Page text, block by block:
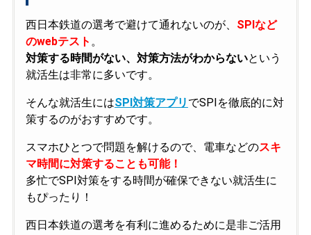
西日本鉄道の選考で避けて通れないのが、 SPIなど
のwebテスト 。
対策する時間がない、対策方法がわからないという
就活生は非常に多いです。
そんな就活生にはSPI対策アプリ でSPIを徹底的に対
策するのがおすすめです。
スマホひとつで問題を解けるので、電車などのスキ
マ時間に対策することも可能！
多忙でSPI対策をする時間が確保できない就活生に
もぴったり！
西日本鉄道の選考を有利に進めるために是非ご活用